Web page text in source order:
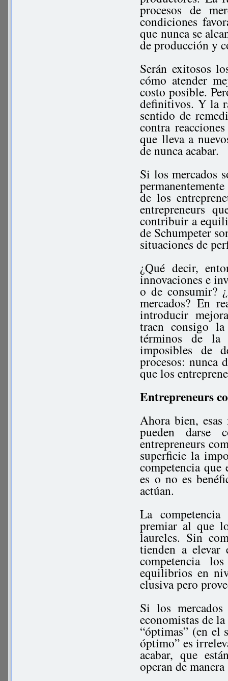
procesos de
condiciones
que nunca se
de producción y
Serán exitosos
cómo atender
costo posible.
definitivos. Y la
sentido de
contra
que lleva a
de nunca acabar.
Si los mercados
de los
entrepreneurs
contribuir a
de Schumpeter
situaciones de
¿Qué decir,
innovaciones e
o de consumir?
mercados? En
introducir
traen consigo
términos de la
imposibles de
procesos: nunca
que los
Entrepreneurs
Ahora bien, esas
pueden darse
entrepreneurs
superficie la
competencia
es o no es
actúan.
La
premiar al que
laureles. Sin
tienden a elevar
competencia
equilibrios en
elusiva pero
Si los
economistas de
“óptimas” (en el
óptimo” es
acabar, que
operan de